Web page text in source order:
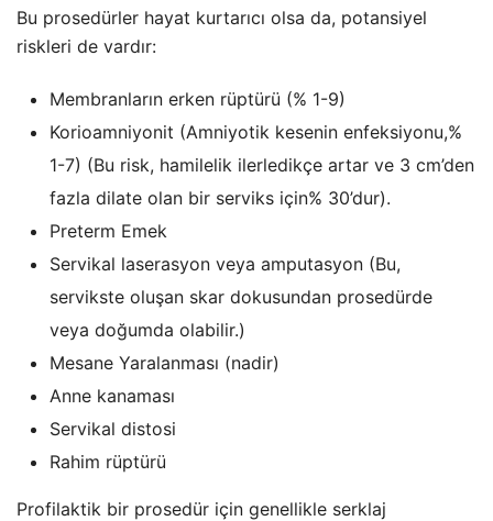
Bu prosedürler hayat kurtarıcı olsa da, potansiyel
riskleri de vardır:
Membranların erken rüptürü (% 1-9)
Korioamniyonit (Amniyotik kesenin enfeksiyonu,%
1-7) (Bu risk, hamilelik ilerledikçe artar ve 3 cm’den
fazla dilate olan bir serviks için% 30’dur).
Preterm Emek
Servikal laserasyon veya amputasyon (Bu,
servikste oluşan skar dokusundan prosedürde
veya doğumda olabilir.)
Mesane Yaralanması (nadir)
Anne kanaması
Servikal distosi
Rahim rüptürü
Profilaktik bir prosedür için genellikle serklaj